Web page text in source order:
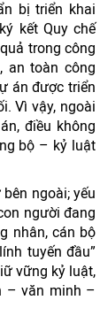
bị triển khai
kết Quy chế
trong công
an toàn công
án được triển
Vì vậy, ngoài
điều không
bộ – kỷ luật
ngoài; yếu
người đang
nhân, cán bộ
tuyến đầu”
vững kỷ luật,
– văn minh –